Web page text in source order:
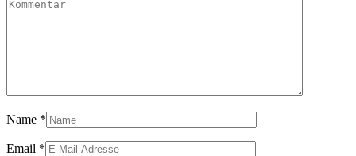
Name *
Email *